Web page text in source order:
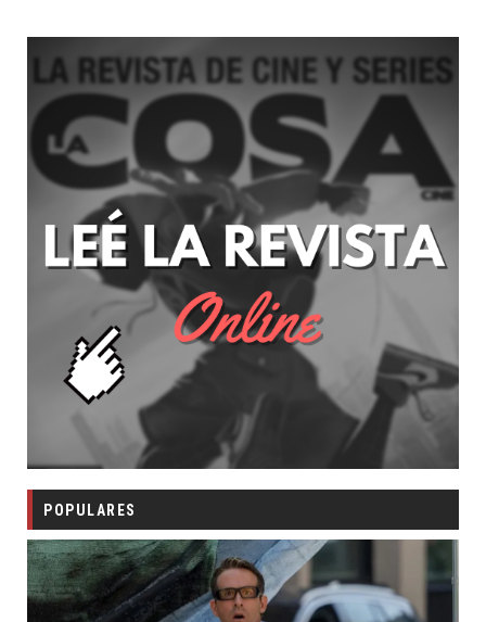
POPULARES